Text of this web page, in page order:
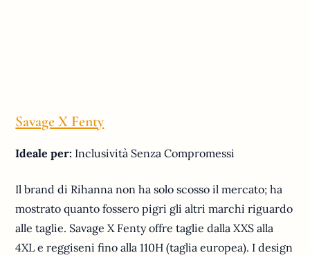
Savage X Fenty
Ideale per: Inclusività Senza Compromessi
Il brand di Rihanna non ha solo scosso il mercato; ha
mostrato quanto fossero pigri gli altri marchi riguardo
alle taglie. Savage X Fenty offre taglie dalla XXS alla
4XL e reggiseni fino alla 110H (taglia europea). I design